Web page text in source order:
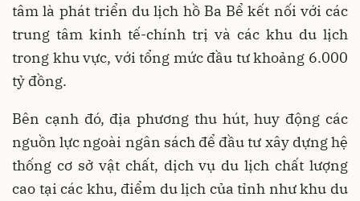
tâm là phát triển du lịch hồ Ba Bể kết nối với các
trung tâm kinh tế-chính trị và các khu du lịch
trong khu vực, với tổng mức đầu tư khoảng 6.000
tỷ đồng.
Bên cạnh đó, địa phương thu hút, huy động các
nguồn lực ngoài ngân sách để đầu tư xây dựng hệ
thống cơ sở vật chất, dịch vụ du lịch chất lượng
cao tại các khu, điểm du lịch của tỉnh như khu du